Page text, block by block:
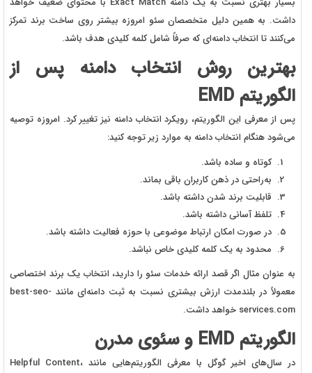
داشت. به همین دلیل متخصصان سئو امروزه بیشتر روی ساخت برند تمرکز
می‌کنند تا انتخاب دامنه‌ای که صرفاً شامل کلمه کلیدی هدف باشد.
بهترین روش انتخاب دامنه پس از
الگوریتم EMD
پس از معرفی این الگوریتم، رویکرد انتخاب دامنه نیز تغییر کرد. امروزه توصیه
می‌شود هنگام انتخاب دامنه به موارد زیر توجه کنید:
کوتاه و ساده باشد.
به‌راحتی در ذهن کاربران باقی بماند.
قابلیت برند شدن داشته باشد.
تلفظ آسانی داشته باشد.
در صورت امکان ارتباط موضوعی با حوزه فعالیت داشته باشد.
محدود به یک کلمه کلیدی خاص نباشد.
به عنوان مثال اگر قصد ارائه خدمات سئو را دارید، انتخاب یک برند اختصاصی
معمولاً در بلندمدت ارزش بیشتری نسبت به ثبت دامنه‌ای مانند best-seo-
services.com خواهد داشت.
الگوریتم EMD و سئوی مدرن
در سال‌های اخیر گوگل با معرفی الگوریتم‌هایی مانند Helpful Content،